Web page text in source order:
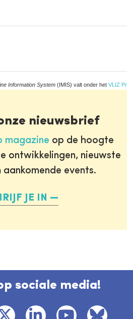
Information System (IMIS) valt onder het VLIZ
nieuwsbrief
magazine op de hoogte
ontwikkelingen, nieuwste
events.
JE IN
sociale media!